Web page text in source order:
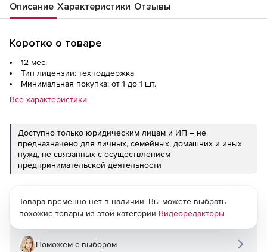
Описание Характеристики Отзывы
Коротко о товаре
12 мес.
Тип лицензии: техподдержка
Минимальная покупка: от 1 до 1 шт.
Все характеристики
Доступно только юридическим лицам и ИП – не
предназначено для личных, семейных, домашних и иных
нужд, не связанных с осуществлением
предпринимательской деятельности
Товара временно нет в наличии. Вы можете выбрать
похожие товары из этой категории Видеоредакторы
Поможем с выбором